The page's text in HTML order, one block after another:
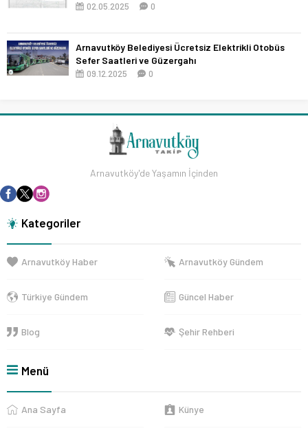
02.05.2025 0
Arnavutköy Belediyesi Ücretsiz Elektrikli Otobüs
Sefer Saatleri ve Güzergahı
09.12.2025 0
Arnavutköy'de Yaşamın İçinden
Kategoriler
Arnavutköy Haber Arnavutköy Gündem
Türkiye Gündem Güncel Haber
Blog Şehir Rehberi
Menü
Ana Sayfa Künye